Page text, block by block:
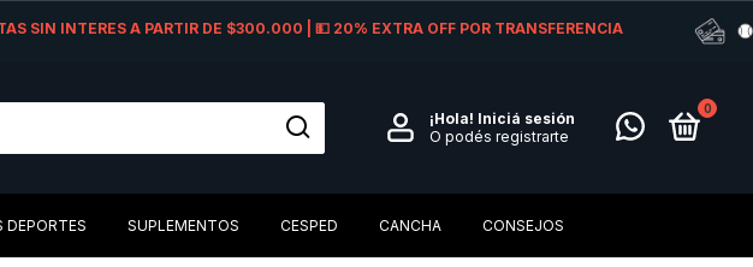
SIN INTERES A PARTIR DE $300.000 | 💵 20% EXTRA OFF POR TRANSFERENCIA
¡Hola! Iniciá sesión
O podés registrarte
0
DEPORTES SUPLEMENTOS CESPED CANCHA CONSEJOS